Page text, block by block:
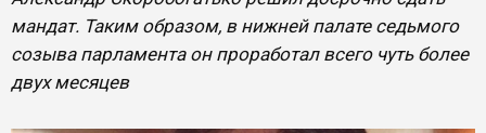
мандат. Таким образом, в нижней палате седьмого
созыва парламента он проработал всего чуть более
двух месяцев